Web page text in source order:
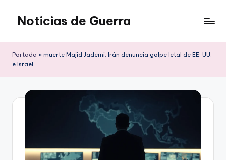
Saltar
contenido
Noticias de Guerra
Portada » muerte Majid Jademi: Irán denuncia golpe letal de EE. UU.
e Israel